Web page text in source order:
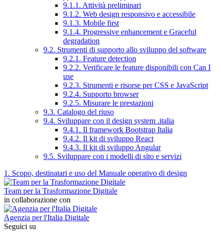
9.1.1. Attività preliminari
9.1.2. Web design responsivo e accessibile
9.1.3. Mobile first
9.1.4. Progressive enhancement e Graceful
degradation
9.2. Strumenti di supporto allo sviluppo del software
9.2.1. Feature detection
9.2.2. Verificare le feature disponibili con Can I
use
9.2.3. Strumenti e risorse per CSS e JavaScript
9.2.4. Supporto browser
9.2.5. Misurare le prestazioni
9.3. Catalogo del riuso
9.4. Sviluppare con il design system .italia
9.4.1. Il framework Bootstrap Italia
9.4.2. Il kit di sviluppo React
9.4.3. Il kit di sviluppo Angular
9.5. Sviluppare con i modelli di sito e servizi
1. Scopo, destinatari e uso del Manuale operativo di design
Team per la Trasformazione Digitale
in collaborazione con
Agenzia per l'Italia Digitale
Seguici su